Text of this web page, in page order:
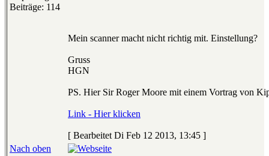
Beiträge: 114
Mein scanner macht nicht richtig mit. Einstellung?
Gruss
HGN
PS. Hier Sir Roger Moore mit einem Vortrag von
Link - Hier klicken
[ Bearbeitet Di Feb 12 2013, 13:45 ]
Nach oben